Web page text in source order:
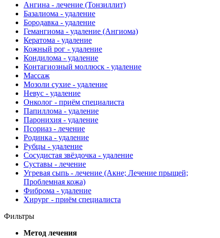
Ангина - лечение (Тонзиллит)
Базалиома - удаление
Бородавка - удаление
Гемангиома - удаление (Ангиома)
Кератома - удаление
Кожный рог - удаление
Кондилома - удаление
Контагиозный моллюск - удаление
Массаж
Мозоли сухие - удаление
Невус - удаление
Онколог - приём специалиста
Папиллома - удаление
Паронихия - удаление
Псориаз - лечение
Родинка - удаление
Рубцы - удаление
Сосудистая звёздочка - удаление
Суставы - лечение
Угревая сыпь - лечение (Акне; Лечение прыщей;
Проблемная кожа)
Фиброма - удаление
Хирург - приём специалиста
Фильтры
Метод лечения